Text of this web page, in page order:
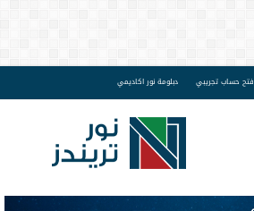
فتح حساب تجريبي دبلومة نور اكاديمي